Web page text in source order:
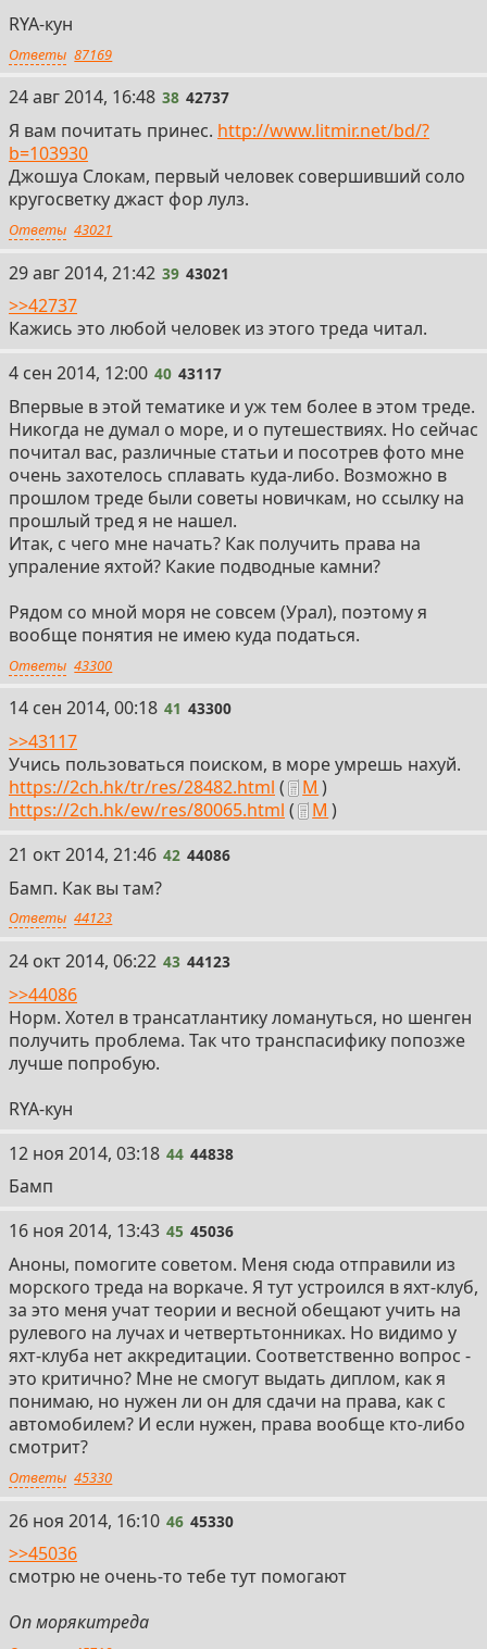
RYA-кун
Ответы 87169
38
24 авг 2014, 16:48 38 42737
Я вам почитать принес. http://www.litmir.net/bd/?
b=103930
Джошуа Слокам, первый человек совершивший соло
кругосветку джаст фор лулз.
Ответы 43021
39
29 авг 2014, 21:42 39 43021
>>42737
Кажись это любой человек из этого треда читал.
40
4 сен 2014, 12:00 40 43117
Впервые в этой тематике и уж тем более в этом треде.
Никогда не думал о море, и о путешествиях. Но сейчас
почитал вас, различные статьи и посотрев фото мне
очень захотелось сплавать куда-либо. Возможно в
прошлом треде были советы новичкам, но ссылку на
прошлый тред я не нашел.
Итак, с чего мне начать? Как получить права на
упраление яхтой? Какие подводные камни?
Рядом со мной моря не совсем (Урал), поэтому я
вообще понятия не имею куда податься.
Ответы 43300
41
14 сен 2014, 00:18 41 43300
>>43117
Учись пользоваться поиском, в море умрешь нахуй.
https://2ch.hk/tr/res/28482.html ( М )
https://2ch.hk/ew/res/80065.html ( М )
42
21 окт 2014, 21:46 42 44086
Бамп. Как вы там?
Ответы 44123
43
24 окт 2014, 06:22 43 44123
>>44086
Норм. Хотел в трансатлантику ломануться, но шенген
получить проблема. Так что транспасифику попозже
лучше попробую.
RYA-кун
44
12 ноя 2014, 03:18 44 44838
Бамп
45
16 ноя 2014, 13:43 45 45036
Аноны, помогите советом. Меня сюда отправили из
морского треда на воркаче. Я тут устроился в яхт-клуб,
за это меня учат теории и весной обещают учить на
рулевого на лучах и четвертьтонниках. Но видимо у
яхт-клуба нет аккредитации. Соответственно вопрос -
это критично? Мне не смогут выдать диплом, как я
понимаю, но нужен ли он для сдачи на права, как с
автомобилем? И если нужен, права вообще кто-либо
смотрит?
Ответы 45330
46
26 ноя 2014, 16:10 46 45330
>>45036
смотрю не очень-то тебе тут помогают
Оп морякитреда